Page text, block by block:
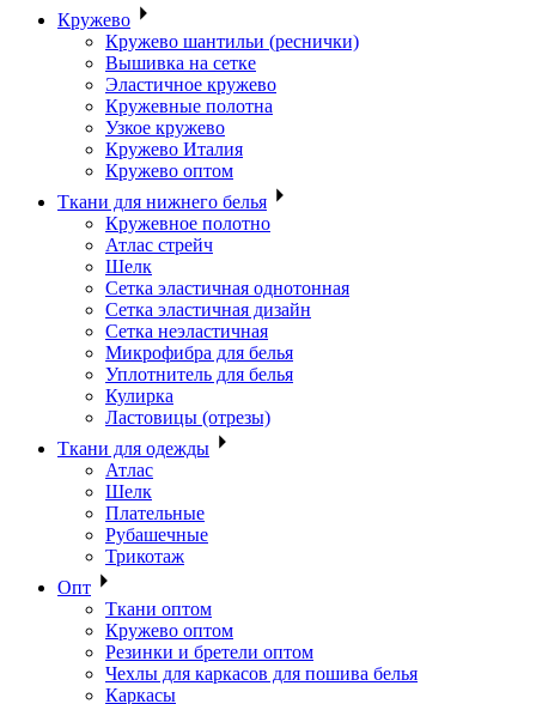
Кружево
Кружево шантильи (реснички)
Вышивка на сетке
Эластичное кружево
Кружевные полотна
Узкое кружево
Кружево Италия
Кружево оптом
Ткани для нижнего белья
Кружевное полотно
Атлас стрейч
Шелк
Сетка эластичная однотонная
Сетка эластичная дизайн
Сетка неэластичная
Микрофибра для белья
Уплотнитель для белья
Кулирка
Ластовицы (отрезы)
Ткани для одежды
Атлас
Шелк
Плательные
Рубашечные
Трикотаж
Опт
Ткани оптом
Кружево оптом
Резинки и бретели оптом
Чехлы для каркасов для пошива белья
Каркасы